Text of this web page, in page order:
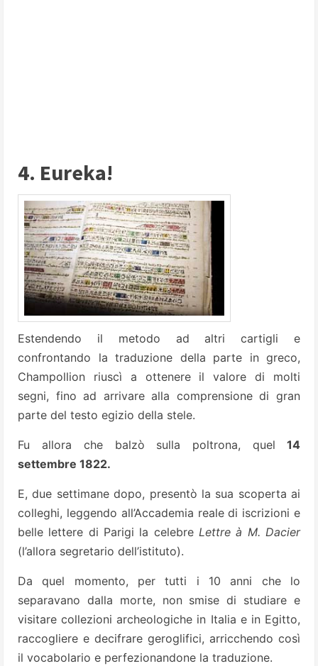
4. Eureka!
Estendendo il metodo ad altri cartigli e
confrontando la traduzione della parte in greco,
Champollion riuscì a ottenere il valore di molti
segni, fino ad arrivare alla comprensione di gran
parte del testo egizio della stele.
Fu allora che balzò sulla poltrona, quel 14
settembre 1822.
E, due settimane dopo, presentò la sua scoperta ai
colleghi, leggendo all’Accademia reale di iscrizioni e
belle lettere di Parigi la celebre Lettre à M. Dacier
(l’allora segretario dell’istituto).
Da quel momento, per tutti i 10 anni che lo
separavano dalla morte, non smise di studiare e
visitare collezioni archeologiche in Italia e in Egitto,
raccogliere e decifrare geroglifici, arricchendo così
il vocabolario e perfezionandone la traduzione.